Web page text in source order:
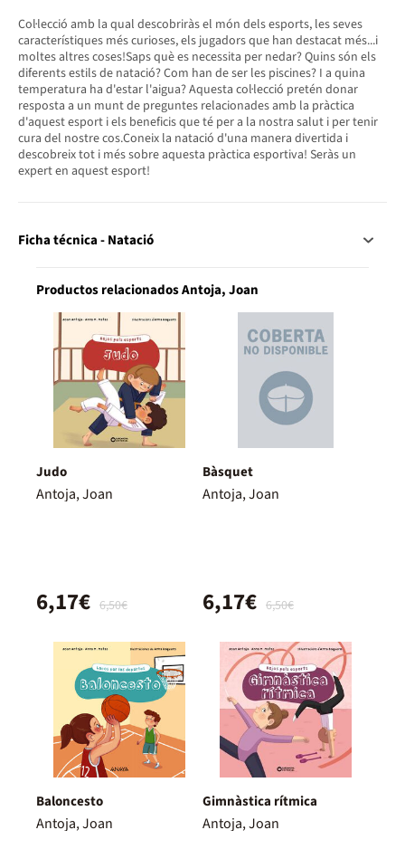
Col·lecció amb la qual descobriràs el món dels esports, les seves
característiques més curioses, els jugadors que han destacat més...i
moltes altres coses!Saps què es necessita per nedar? Quins són els
diferents estils de natació? Com han de ser les piscines? I a quina
temperatura ha d'estar l'aigua? Aquesta col·lecció pretén donar
resposta a un munt de preguntes relacionades amb la pràctica
d'aquest esport i els beneficis que té per a la nostra salut i per tenir
cura del nostre cos.Coneix la natació d'una manera divertida i
descobreix tot i més sobre aquesta pràctica esportiva! Seràs un
expert en aquest esport!
Ficha técnica - Natació
Productos relacionados Antoja, Joan
Judo
Antoja, Joan
6,50€
6,17€
Bàsquet
Antoja, Joan
6,50€
6,17€
Baloncesto
Antoja, Joan
Gimnàstica rítmica
Antoja, Joan